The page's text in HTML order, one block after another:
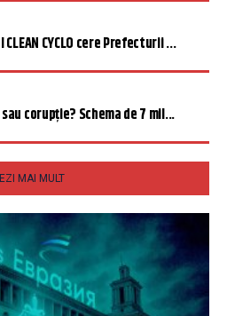
CYCLO cere Prefecturii ...
corupție? Schema de 7 mil...
MAI MULT